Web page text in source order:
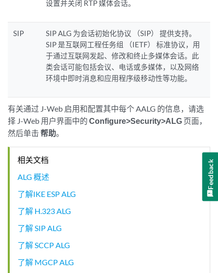
设置并关闭 RTP 媒体会话。
SIP
SIP ALG 为会话初始化协议 （SIP） 提供支持。
SIP 是互联网工程任务组 （IETF） 标准协议，用
于通过互联网发起、修改和终止多媒体会话。此
类会话可能包括会议、电话或多媒体，以及网络
环境中即时消息和应用程序级移动性等功能。
有关通过 J-Web 启用和配置其中每个 AALG 的信息，请选
择 J-Web 用户界面中的 Configure>Security>ALG 页面，
然后单击 帮助。
相关文档
ALG 概述
了解IKE ESP ALG
了解 H.323 ALG
了解 SIP ALG
了解 SCCP ALG
了解 MGCP ALG
Feedback